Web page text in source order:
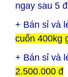
ngay sau 5
+ Bán sỉ và
cuốn 400kg
+ Bán sỉ và
2.500.000 đ